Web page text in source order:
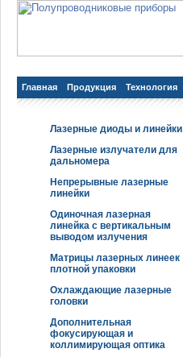
Главная Продукция Технология
Лазерные диоды и линейки
Лазерные излучатели для
дальномера
Непрерывные лазерные
линейки
Одиночная лазерная
линейка с вертикальным
выводом излучения
Матрицы лазерных линеек
плотной упаковки
Охлаждающие лазерные
головки
Дополнительная
фокусирующая и
коллимирующая оптика